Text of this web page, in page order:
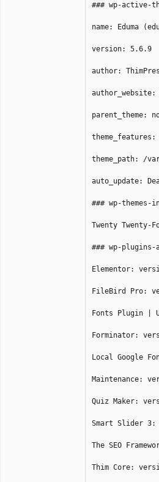
### wp-active-
name: Eduma
version: 5.6.9
author:
parent_theme:
theme_path: /
auto_update:
### wp-
Twenty
### wp-
Elementor:
FileBird Pro:
Fonts Plugin |
Forminator:
Local Google
Maintenance:
Quiz Maker:
Smart Slider 3:
The SEO
Thim Core: